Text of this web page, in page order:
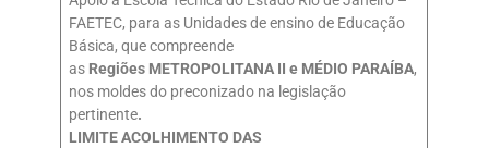
FAETEC, para as Unidades de ensino de Educação
Básica, que compreende
as Regiões METROPOLITANA II e MÉDIO PARAÍBA,
nos moldes do preconizado na legislação
pertinente.
LIMITE ACOLHIMENTO DAS